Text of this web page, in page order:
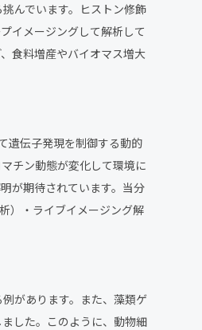
んでいます。ヒストン修飾
イメージングして解析して
食料増産やバイオマス増大
遺伝子発現を制御する動的
チン動態が変化して環境に
が期待されています。当分
）・ライブイメージング解
があります。また、藻類ゲ
した。このように、動物細